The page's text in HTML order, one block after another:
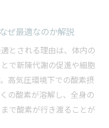
ぜ最適なのか解説
とされる理由は、体内の
で新陳代謝の促進や細胞
高気圧環境下での酸素摂
の酸素が溶解し、全身の
で酸素が行き渡ることが